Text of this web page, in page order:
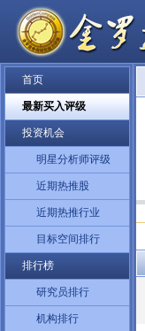
首页
最新买入评级
投资机会
明星分析师评级
近期热推股
近期热推行业
目标空间排行
排行榜
研究员排行
机构排行